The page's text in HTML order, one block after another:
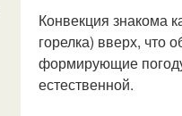
Конвекция знакома
горелка) вверх, что
формирующие
естественной.